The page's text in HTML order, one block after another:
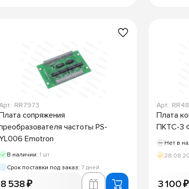
RR7973
сопряжения
частоты PS-
Emotron
В наличии: 1 шт
Срок поставки под заказ: 7 дней
8 538 ₽
Арт.:
Плата
ПКТС-3
Нет в
3 100 ₽